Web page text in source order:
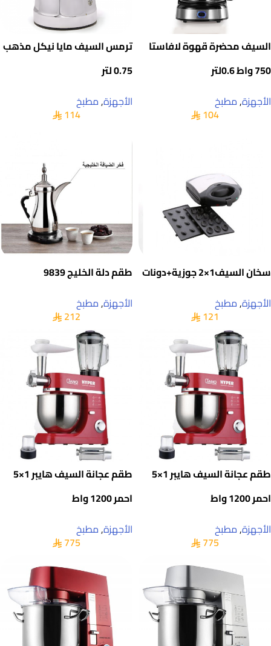
السيف محضرة قهوة لافاستا
750 واط 0.6لتر
الأجهزة,مطبخ
104
ترمس السيف مايا نيكل مذهب
0.75 لتر
الأجهزة,مطبخ
114
سخان السيف1×2 جوزية+دونات
الأجهزة,مطبخ
121
طقم دلة الخليج 9839
الأجهزة,مطبخ
212
طقم عجانة السيف هايبر 1×5
احمر 1200 واط
الأجهزة,مطبخ
775
طقم عجانة السيف هايبر 1×5
احمر 1200 واط
الأجهزة,مطبخ
775